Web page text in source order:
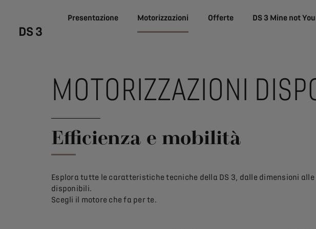
DS 3
Presentazione Motorizzazioni Offerte DS 3 Mine not
MOTORIZZAZIONI
Efficienza e mobilità
Esplora tutte le caratteristiche tecniche della DS 3, dalle dimensioni alle
disponibili.
Scegli il motore che fa per te.